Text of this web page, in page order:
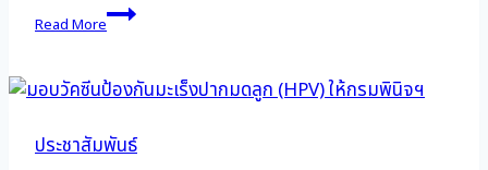
Read More
ประชาสัมพันธ์